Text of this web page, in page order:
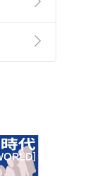
之數位
退